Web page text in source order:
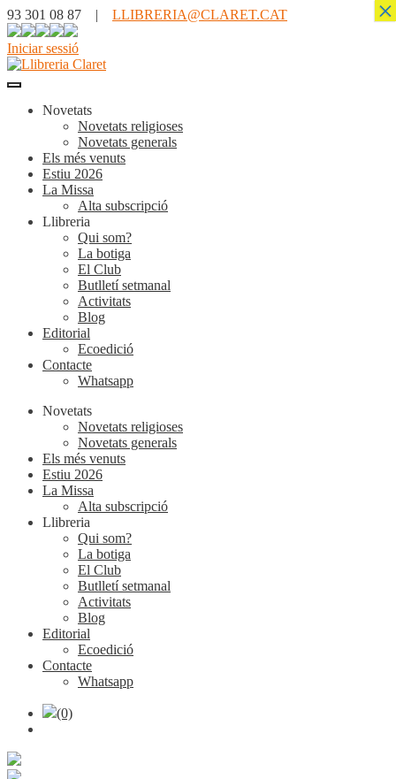
93 301 08 87 | LLIBRERIA@CLARET.CAT
Iniciar sessió
Novetats
Novetats religioses
Novetats generals
Els més venuts
Estiu 2026
La Missa
Alta subscripció
Llibreria
Qui som?
La botiga
El Club
Butlletí setmanal
Activitats
Blog
Editorial
Ecoedició
Contacte
Whatsapp
Novetats
Novetats religioses
Novetats generals
Els més venuts
Estiu 2026
La Missa
Alta subscripció
Llibreria
Qui som?
La botiga
El Club
Butlletí setmanal
Activitats
Blog
Editorial
Ecoedició
Contacte
Whatsapp
(0)
×